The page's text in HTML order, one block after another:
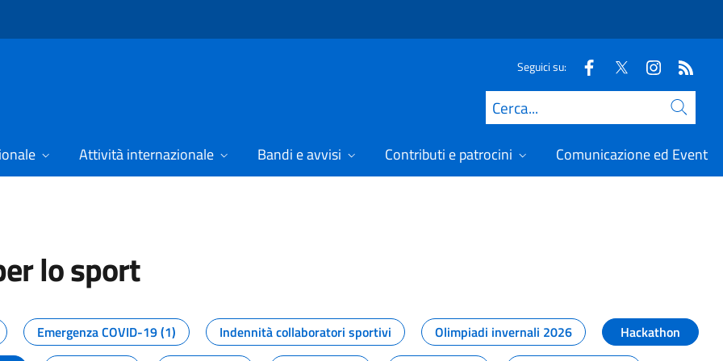
Seguici su:
Cerca
Attività internazionale Bandi e avvisi Contributi e patrocini Comunicazione ed Eventi
lo sport
dal Dipartimento per lo sport
Emergenza COVID-19 (1) Indennità collaboratori sportivi Olimpiadi invernali 2026
Hackathon